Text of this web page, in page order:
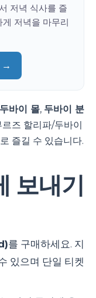
저녁 식사를 즐
저녁을 마무리
→
두바이 몰, 두바이 분
즈 할리파/두바이
즐길 수 있습니다.
보내기
를 구매하세요. 지
있으며 단일 티켓